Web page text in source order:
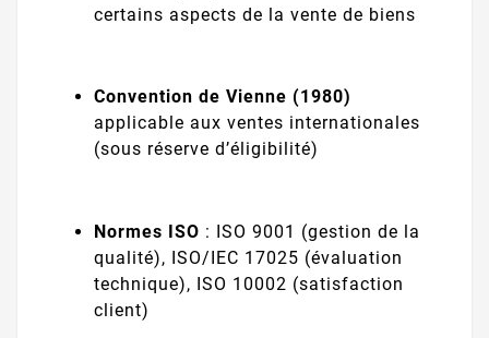
certains aspects de la vente de biens
Convention de Vienne (1980)
applicable aux ventes internationales
(sous réserve d’éligibilité)
Normes ISO : ISO 9001 (gestion de la
qualité), ISO/IEC 17025 (évaluation
technique), ISO 10002 (satisfaction
client)